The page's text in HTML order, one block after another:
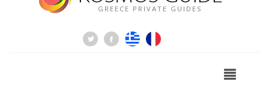
GREECE PRIVATE GUIDES